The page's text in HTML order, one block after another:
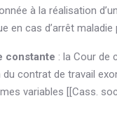
à la réalisation
en cas d’arrêt maladie
constante : la Cour de
contrat de travail
variables [[Cass.